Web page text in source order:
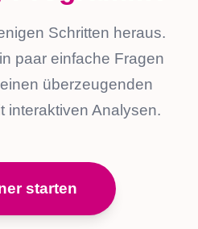
Schritten heraus.
paar einfache Fragen
überzeugenden
interaktiven Analysen.
starten